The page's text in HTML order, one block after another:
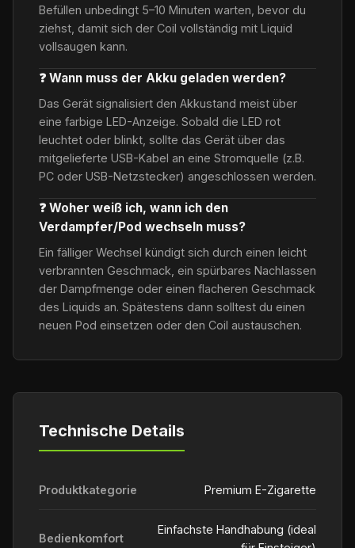
Befüllen unbedingt 5–10 Minuten warten, bevor du
ziehst, damit sich der Coil vollständig mit Liquid
vollsaugen kann.
❓ Wann muss der Akku geladen werden?
Das Gerät signalisiert den Akkustand meist über
eine farbige LED-Anzeige. Sobald die LED rot
leuchtet oder blinkt, sollte das Gerät über das
mitgelieferte USB-Kabel an eine Stromquelle (z.B.
PC oder USB-Netzstecker) angeschlossen werden.
❓ Woher weiß ich, wann ich den
Verdampfer/Pod wechseln muss?
Ein fälliger Wechsel kündigt sich durch einen leicht
verbrannten Geschmack, ein spürbares Nachlassen
der Dampfmenge oder einen flacheren Geschmack
des Liquids an. Spätestens dann solltest du einen
neuen Pod einsetzen oder den Coil austauschen.
Technische Details
Produktkategorie Premium E-Zigarette
Bedienkomfort
Einfachste Handhabung (ideal